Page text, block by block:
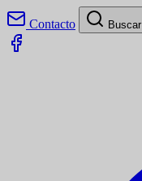
Contacto Buscar